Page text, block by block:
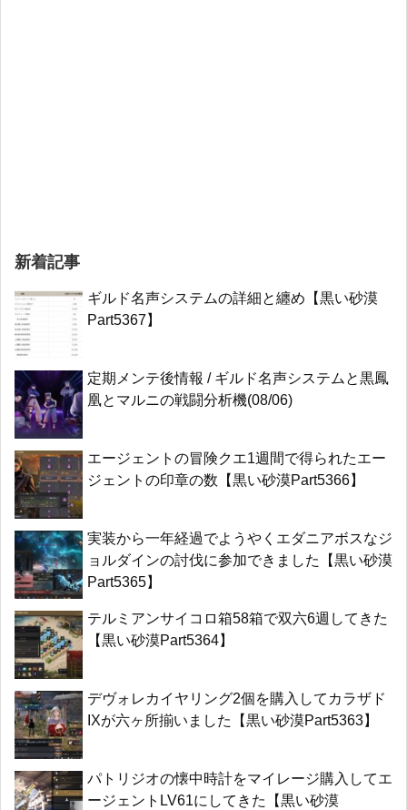
新着記事
ギルド名声システムの詳細と纏め【黒い砂漠
Part5367】
定期メンテ後情報 / ギルド名声システムと黒鳳
凰とマルニの戦闘分析機(08/06)
エージェントの冒険クエ1週間で得られたエー
ジェントの印章の数【黒い砂漠Part5366】
実装から一年経過でようやくエダニアボスなジ
ョルダインの討伐に参加できました【黒い砂漠
Part5365】
テルミアンサイコロ箱58箱で双六6週してきた
【黒い砂漠Part5364】
デヴォレカイヤリング2個を購入してカラザド
IXが六ヶ所揃いました【黒い砂漠Part5363】
パトリジオの懐中時計をマイレージ購入してエ
ージェントLV61にしてきた【黒い砂漠